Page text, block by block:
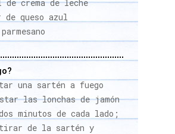
de crema de leche
de queso azul
una sartén a fuego
las lonchas de jamón
minutos de cada lado;
de la sartén y